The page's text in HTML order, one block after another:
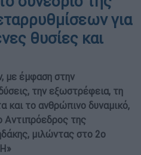
για
θυσίες και
με έμφαση στην
την εξωστρέφεια, τη
και το ανθρώπινο δυναμικό,
Αντιπρόεδρος της
μιλώντας στο 2ο